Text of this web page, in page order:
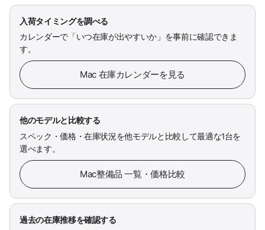
入荷タイミングを調べる
カレンダーで「いつ在庫が出やすいか」を事前に確認できま
す。
Mac 在庫カレンダーを見る
他のモデルと比較する
スペック・価格・在庫状況を他モデルと比較して最適な1台を
選べます。
Mac整備品 一覧・価格比較
過去の在庫推移を確認する